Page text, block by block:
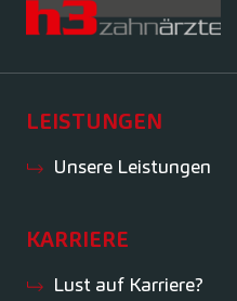
LEISTUNGEN
Unsere Leistungen
KARRIERE
Lust auf Karriere?